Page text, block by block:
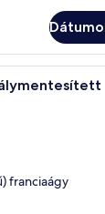
Egy
franciaágy